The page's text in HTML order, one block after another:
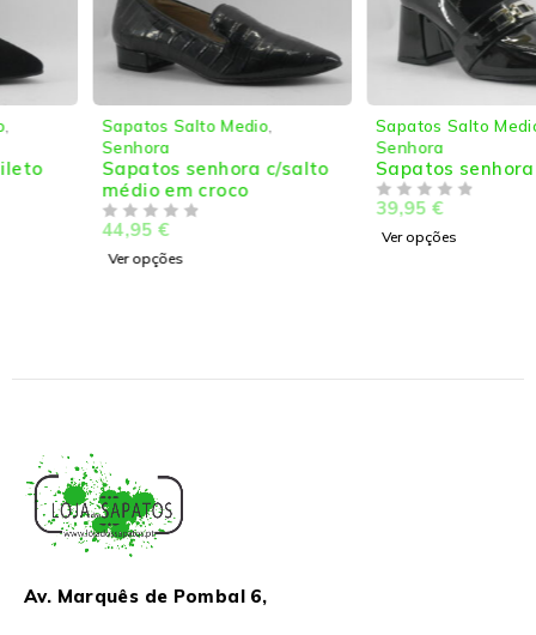
Sapatos Salto Medio,
Sapatos senhora c/salto
médio em croco
Sapatos Salto Medio,
Sapatos senhora c/salto
Av. Marquês de Pombal 6,